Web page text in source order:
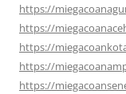
https://
https://
https://
https://
https://